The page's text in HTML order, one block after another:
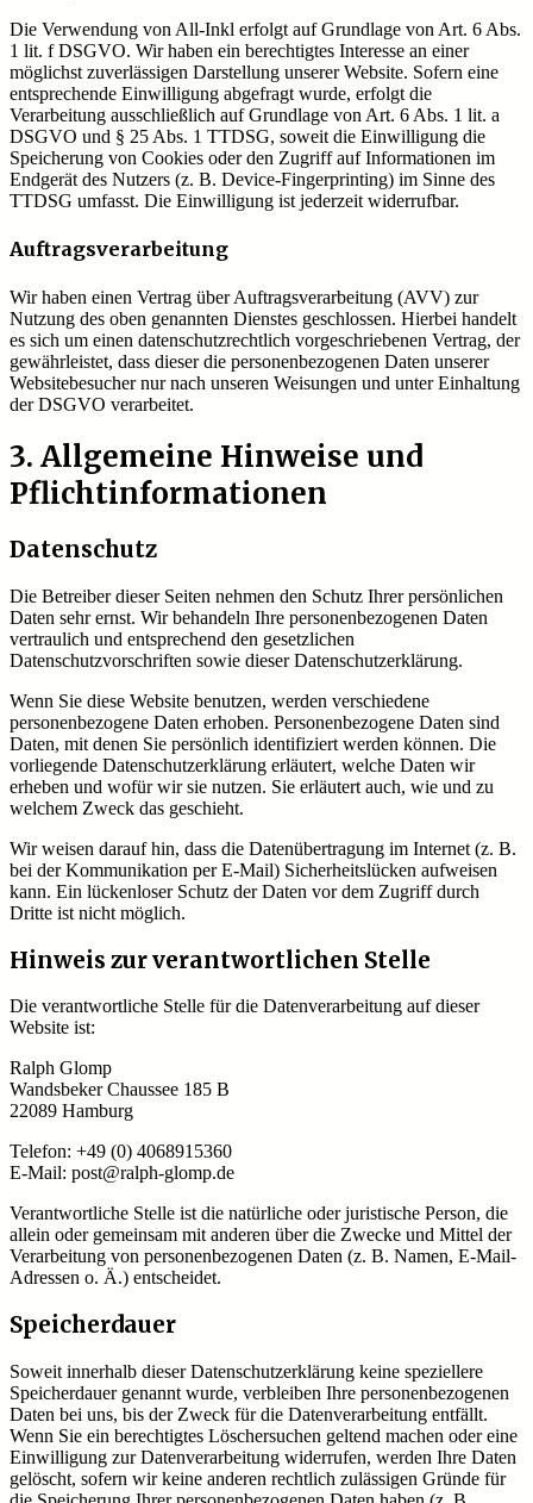
Die Verwendung von All-Inkl erfolgt auf Grundlage von Art. 6 Abs.
1 lit. f DSGVO. Wir haben ein berechtigtes Interesse an einer
möglichst zuverlässigen Darstellung unserer Website. Sofern eine
entsprechende Einwilligung abgefragt wurde, erfolgt die
Verarbeitung ausschließlich auf Grundlage von Art. 6 Abs. 1 lit. a
DSGVO und § 25 Abs. 1 TTDSG, soweit die Einwilligung die
Speicherung von Cookies oder den Zugriff auf Informationen im
Endgerät des Nutzers (z. B. Device-Fingerprinting) im Sinne des
TTDSG umfasst. Die Einwilligung ist jederzeit widerrufbar.
Auftragsverarbeitung
Wir haben einen Vertrag über Auftragsverarbeitung (AVV) zur
Nutzung des oben genannten Dienstes geschlossen. Hierbei handelt
es sich um einen datenschutzrechtlich vorgeschriebenen Vertrag, der
gewährleistet, dass dieser die personenbezogenen Daten unserer
Websitebesucher nur nach unseren Weisungen und unter Einhaltung
der DSGVO verarbeitet.
3. Allgemeine Hinweise und
Pflicht­informationen
Datenschutz
Die Betreiber dieser Seiten nehmen den Schutz Ihrer persönlichen
Daten sehr ernst. Wir behandeln Ihre personenbezogenen Daten
vertraulich und entsprechend den gesetzlichen
Datenschutzvorschriften sowie dieser Datenschutzerklärung.
Wenn Sie diese Website benutzen, werden verschiedene
personenbezogene Daten erhoben. Personenbezogene Daten sind
Daten, mit denen Sie persönlich identifiziert werden können. Die
vorliegende Datenschutzerklärung erläutert, welche Daten wir
erheben und wofür wir sie nutzen. Sie erläutert auch, wie und zu
welchem Zweck das geschieht.
Wir weisen darauf hin, dass die Datenübertragung im Internet (z. B.
bei der Kommunikation per E-Mail) Sicherheitslücken aufweisen
kann. Ein lückenloser Schutz der Daten vor dem Zugriff durch
Dritte ist nicht möglich.
Hinweis zur verantwortlichen Stelle
Die verantwortliche Stelle für die Datenverarbeitung auf dieser
Website ist:
Ralph Glomp
Wandsbeker Chaussee 185 B
22089 Hamburg
Telefon: +49 (0) 4068915360
E-Mail: post@ralph-glomp.de
Verantwortliche Stelle ist die natürliche oder juristische Person, die
allein oder gemeinsam mit anderen über die Zwecke und Mittel der
Verarbeitung von personenbezogenen Daten (z. B. Namen, E-Mail-
Adressen o. Ä.) entscheidet.
Speicherdauer
Soweit innerhalb dieser Datenschutzerklärung keine speziellere
Speicherdauer genannt wurde, verbleiben Ihre personenbezogenen
Daten bei uns, bis der Zweck für die Datenverarbeitung entfällt.
Wenn Sie ein berechtigtes Löschersuchen geltend machen oder eine
Einwilligung zur Datenverarbeitung widerrufen, werden Ihre Daten
gelöscht, sofern wir keine anderen rechtlich zulässigen Gründe für